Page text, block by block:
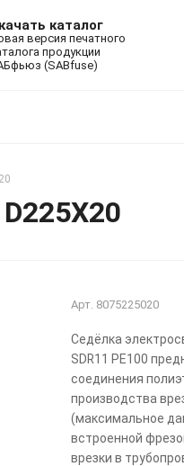
каталог
версия печатного
продукции
(SABfuse)
Арт. 8075225020
Седёлка
SDR11 PE100
соединения
производства
(максимальное
встроенной
врезки в